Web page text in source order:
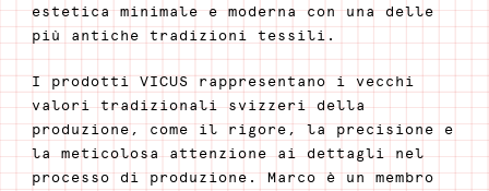
estetica minimale e moderna con una delle
più antiche tradizioni tessili.
I prodotti VICUS rappresentano i vecchi
valori tradizionali svizzeri della
produzione, come il rigore, la precisione e
la meticolosa attenzione ai dettagli nel
processo di produzione. Marco è un membro